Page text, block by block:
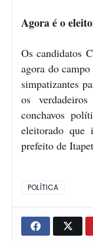
Agora é o
Os candidatos
agora do
simpatizantes
os
conchavos
eleitorado
prefeito de
POLÍTICA